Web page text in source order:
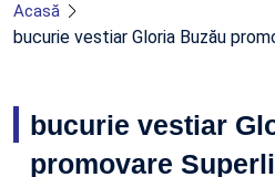
Acasă
bucurie vestiar Gloria Buzău
bucurie vestiar
promovare